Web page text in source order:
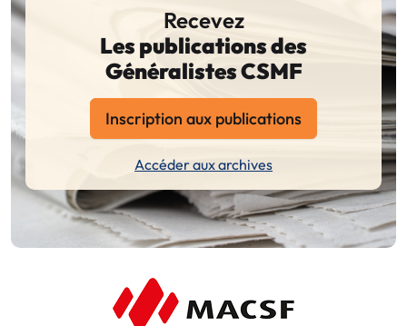
Recevez
Les publications des
Généralistes CSMF
Inscription aux publications
Accéder aux archives